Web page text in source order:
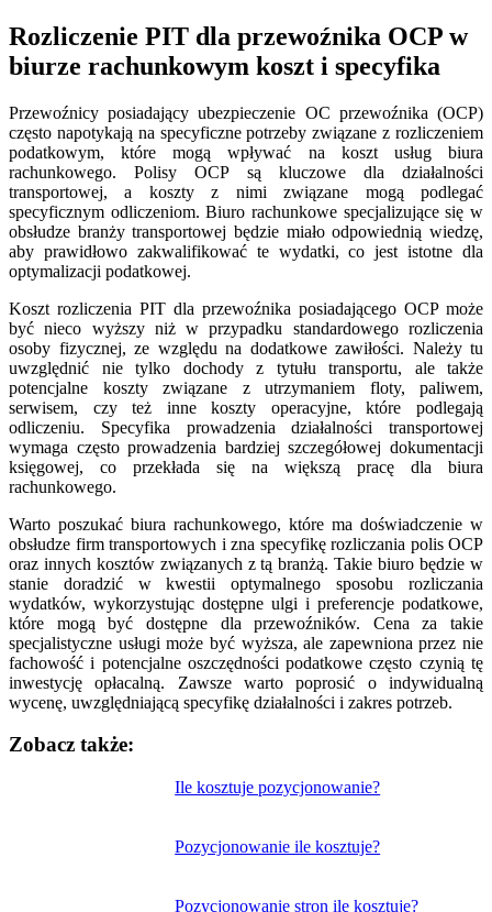
Rozliczenie PIT dla przewoźnika OCP w
biurze rachunkowym koszt i specyfika
Przewoźnicy posiadający ubezpieczenie OC przewoźnika (OCP)
często napotykają na specyficzne potrzeby związane z rozliczeniem
podatkowym, które mogą wpływać na koszt usług biura
rachunkowego. Polisy OCP są kluczowe dla działalności
transportowej, a koszty z nimi związane mogą podlegać
specyficznym odliczeniom. Biuro rachunkowe specjalizujące się w
obsłudze branży transportowej będzie miało odpowiednią wiedzę,
aby prawidłowo zakwalifikować te wydatki, co jest istotne dla
optymalizacji podatkowej.
Koszt rozliczenia PIT dla przewoźnika posiadającego OCP może
być nieco wyższy niż w przypadku standardowego rozliczenia
osoby fizycznej, ze względu na dodatkowe zawiłości. Należy tu
uwzględnić nie tylko dochody z tytułu transportu, ale także
potencjalne koszty związane z utrzymaniem floty, paliwem,
serwisem, czy też inne koszty operacyjne, które podlegają
odliczeniu. Specyfika prowadzenia działalności transportowej
wymaga często prowadzenia bardziej szczegółowej dokumentacji
księgowej, co przekłada się na większą pracę dla biura
rachunkowego.
Warto poszukać biura rachunkowego, które ma doświadczenie w
obsłudze firm transportowych i zna specyfikę rozliczania polis OCP
oraz innych kosztów związanych z tą branżą. Takie biuro będzie w
stanie doradzić w kwestii optymalnego sposobu rozliczania
wydatków, wykorzystując dostępne ulgi i preferencje podatkowe,
które mogą być dostępne dla przewoźników. Cena za takie
specjalistyczne usługi może być wyższa, ale zapewniona przez nie
fachowość i potencjalne oszczędności podatkowe często czynią tę
inwestycję opłacalną. Zawsze warto poprosić o indywidualną
wycenę, uwzględniającą specyfikę działalności i zakres potrzeb.
Zobacz także:
Ile kosztuje pozycjonowanie?
Pozycjonowanie ile kosztuje?
Pozycjonowanie stron ile kosztuje?